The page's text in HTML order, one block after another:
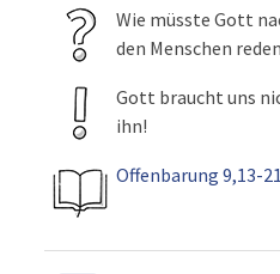
Wie müsste Gott
den Menschen
Gott braucht uns
ihn!
Offenbarung 9,13-21